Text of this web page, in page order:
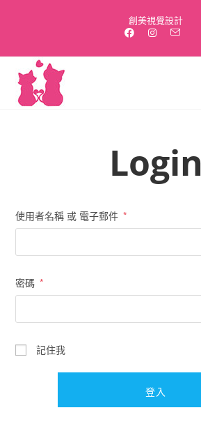
創美視覺設計
Login
使用者名稱 或 電子郵件 *
密碼 *
記住我
登入